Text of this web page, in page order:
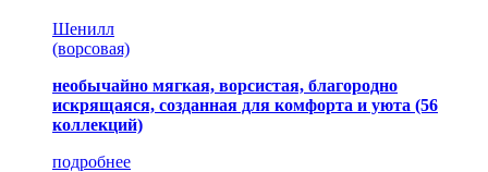
Шенилл
(ворсовая)
необычайно мягкая, ворсистая, благородно
искрящаяся, созданная для комфорта и уюта (56
коллекций)
подробнее